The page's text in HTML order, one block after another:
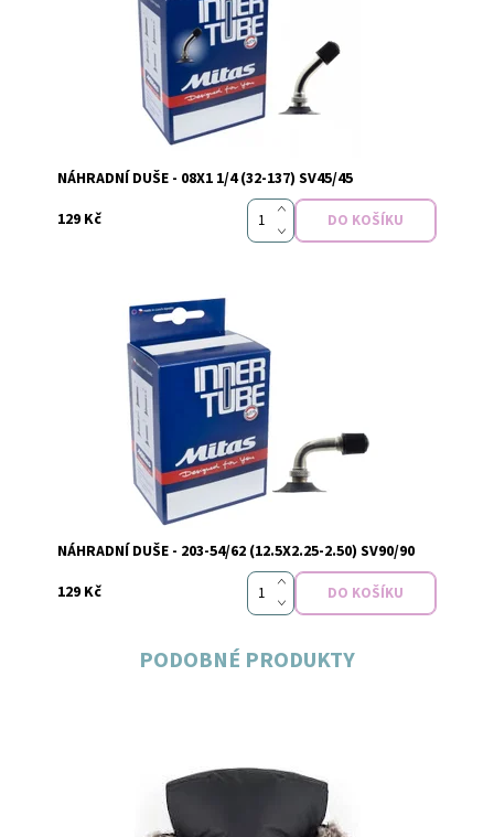
Vyprodáno
NÁHRADNÍ DUŠE - 08X1 1/4 (32-137) SV45/45
129 Kč
Skladem
NÁHRADNÍ DUŠE - 203-54/62 (12.5X2.25-2.50) SV90/90
129 Kč
PODOBNÉ PRODUKTY